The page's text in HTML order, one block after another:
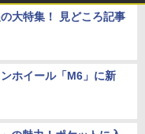
大特集！ 見どころ記事
ホイール「M6」に新